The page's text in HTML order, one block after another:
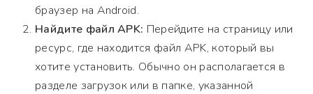
браузер на Android.
Найдите файл APK: Перейдите на страницу или
ресурс, где находится файл APK, который вы
хотите установить. Обычно он располагается в
разделе загрузок или в папке, указанной